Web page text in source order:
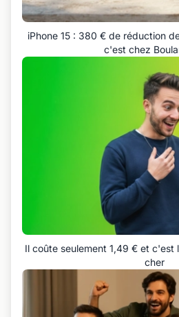
iPhone 15 : 380 € de réduction
c'est chez
Il coûte seulement 1,49 € et c'est
cher